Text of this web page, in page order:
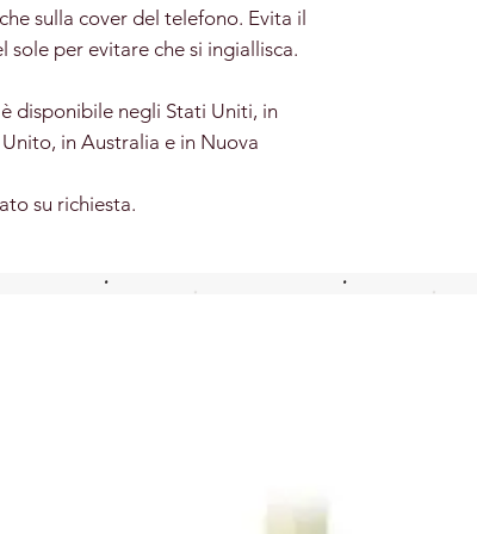
sulla cover del telefono. Evita il
per evitare che si ingiallisca.
disponibile negli Stati Uniti, in
in Australia e in Nuova
su richiesta.